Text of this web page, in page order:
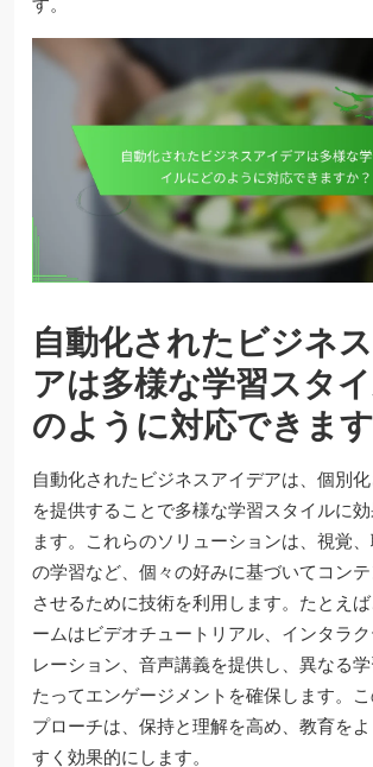
自動化されたビジネ
アは多様な学習スタ
のように対応できま
自動化されたビジネスアイデアは、個別
を提供することで多様な学習スタイルに
ます。これらのソリューションは、視覚
の学習など、個々の好みに基づいてコン
させるために技術を利用します。たとえ
ームはビデオチュートリアル、インタラ
レーション、音声講義を提供し、異なる
たってエンゲージメントを確保します。
プローチは、保持と理解を高め、教育を
すく効果的にします。